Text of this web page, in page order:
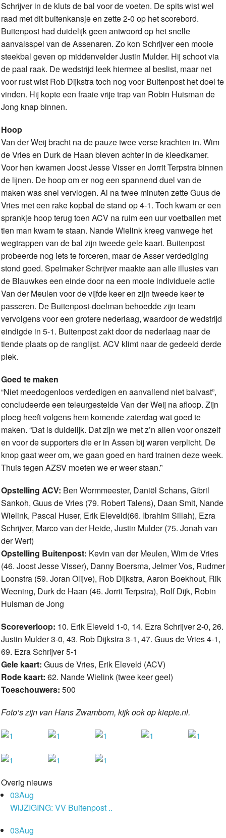
Schrijver in de kluts de bal voor de voeten. De spits wist wel
raad met dit buitenkansje en zette 2-0 op het scorebord.
Buitenpost had duidelijk geen antwoord op het snelle
aanvalsspel van de Assenaren. Zo kon Schrijver een mooie
steekbal geven op middenvelder Justin Mulder. Hij schoot via
de paal raak. De wedstrijd leek hiermee al beslist, maar net
voor rust wist Rob Dijkstra toch nog voor Buitenpost het doel te
vinden. Hij kopte een fraaie vrije trap van Robin Huisman de
Jong knap binnen.
Hoop
Van der Weij bracht na de pauze twee verse krachten in. Wim
de Vries en Durk de Haan bleven achter in de kleedkamer.
Voor hen kwamen Joost Jesse Visser en Jorrit Terpstra binnen
de lijnen. De hoop om er nog een spannend duel van de
maken was snel vervlogen. Al na twee minuten zette Guus de
Vries met een rake kopbal de stand op 4-1. Toch kwam er een
sprankje hoop terug toen ACV na ruim een uur voetballen met
tien man kwam te staan. Nande Wielink kreeg vanwege het
wegtrappen van de bal zijn tweede gele kaart. Buitenpost
probeerde nog iets te forceren, maar de Asser verdediging
stond goed. Spelmaker Schrijver maakte aan alle illusies van
de Blauwkes een einde door na een mooie individuele actie
Van der Meulen voor de vijfde keer en zijn tweede keer te
passeren. De Buitenpost-doelman behoedde zijn team
vervolgens voor een grotere nederlaag, waardoor de wedstrijd
eindigde in 5-1. Buitenpost zakt door de nederlaag naar de
tiende plaats op de ranglijst. ACV klimt naar de gedeeld derde
plek.
Goed te maken
“Niet meedogenloos verdedigen en aanvallend niet balvast”,
concludeerde een teleurgestelde Van der Weij na afloop. Zijn
ploeg heeft volgens hem komende zaterdag wat goed te
maken. “Dat is duidelijk. Dat zijn we met z’n allen voor onszelf
en voor de supporters die er in Assen bij waren verplicht. De
knop gaat weer om, we gaan goed en hard trainen deze week.
Thuis tegen AZSV moeten we er weer staan.”
Opstelling ACV: Ben Wormmeester, Daniël Schans, Gibril
Sankoh, Guus de Vries (79. Robert Talens), Daan Smit, Nande
Wielink, Pascal Huser, Erik Eleveld(66. Ibrahim Sillah), Ezra
Schrijver, Marco van der Heide, Justin Mulder (75. Jonah van
der Werf)
Opstelling Buitenpost: Kevin van der Meulen, Wim de Vries
(46. Joost Jesse Visser), Danny Boersma, Jelmer Vos, Rudmer
Loonstra (59. Joran Olijve), Rob Dijkstra, Aaron Boekhout, Rik
Weening, Durk de Haan (46. Jorrit Terpstra), Rolf Dijk, Robin
Huisman de Jong
Scoreverloop: 10. Erik Eleveld 1-0, 14. Ezra Schrijver 2-0, 26.
Justin Mulder 3-0, 43. Rob Dijkstra 3-1, 47. Guus de Vries 4-1,
69. Ezra Schrijver 5-1
Gele kaart: Guus de Vries, Erik Eleveld (ACV)
Rode kaart: 62. Nande Wielink (twee keer geel)
Toeschouwers: 500
Foto’s zijn van Hans Zwamborn, kijk ook op kiepie.nl.
Overig nieuws
03Aug
WIJZIGING: VV Buitenpost ..
03Aug